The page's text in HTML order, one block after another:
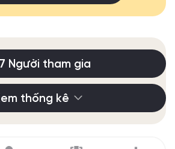
Người tham gia
thống kê